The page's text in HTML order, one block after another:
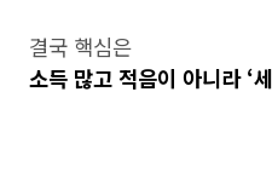
결국 핵심은
소득 많고 적음이 아니라 ‘